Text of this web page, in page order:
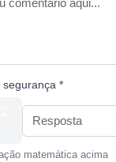
segurança *
matemática acima